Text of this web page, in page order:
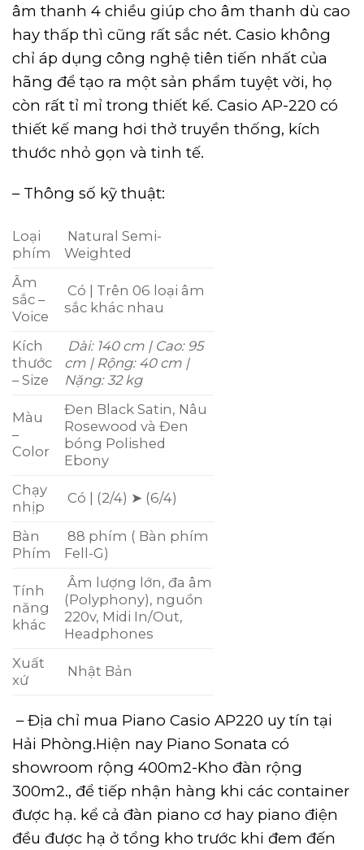
âm thanh 4 chiều giúp cho âm thanh dù cao
hay thấp thì cũng rất sắc nét. Casio không
chỉ áp dụng công nghệ tiên tiến nhất của
hãng để tạo ra một sản phẩm tuyệt vời, họ
còn rất tỉ mỉ trong thiết kế. Casio AP-220 có
thiết kế mang hơi thở truyền thống, kích
thước nhỏ gọn và tinh tế.
– Thông số kỹ thuật:
Loại
phím
Natural Semi-
Weighted
Âm
sắc –
Voice
Có | Trên 06 loại âm
sắc khác nhau
Kích
thước
– Size
Dài: 140 cm | Cao: 95
cm | Rộng: 40 cm |
Nặng: 32 kg
Màu
–
Color
Đen Black Satin, Nâu
Rosewood và Đen
bóng Polished
Ebony
Chạy
nhịp
Có | (2/4) ➤ (6/4)
Bàn
Phím
88 phím ( Bàn phím
Fell-G)
Tính
năng
khác
Âm lượng lớn, đa âm
(Polyphony), nguồn
220v, Midi In/Out,
Headphones
Xuất
xứ
Nhật Bản
– Địa chỉ mua Piano Casio AP220 uy tín tại
Hải Phòng.Hiện nay Piano Sonata có
showroom rộng 400m2-Kho đàn rộng
300m2., để tiếp nhận hàng khi các container
được hạ. kể cả đàn piano cơ hay piano điện
đều được hạ ở tổng kho trước khi đem đến